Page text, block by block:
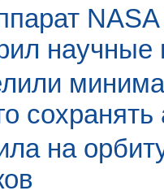
научные
на